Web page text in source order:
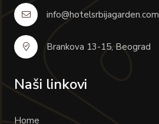
info@hotelsrbijagarden.com
Brankova 13-15, Beograd
Naši linkovi
Home